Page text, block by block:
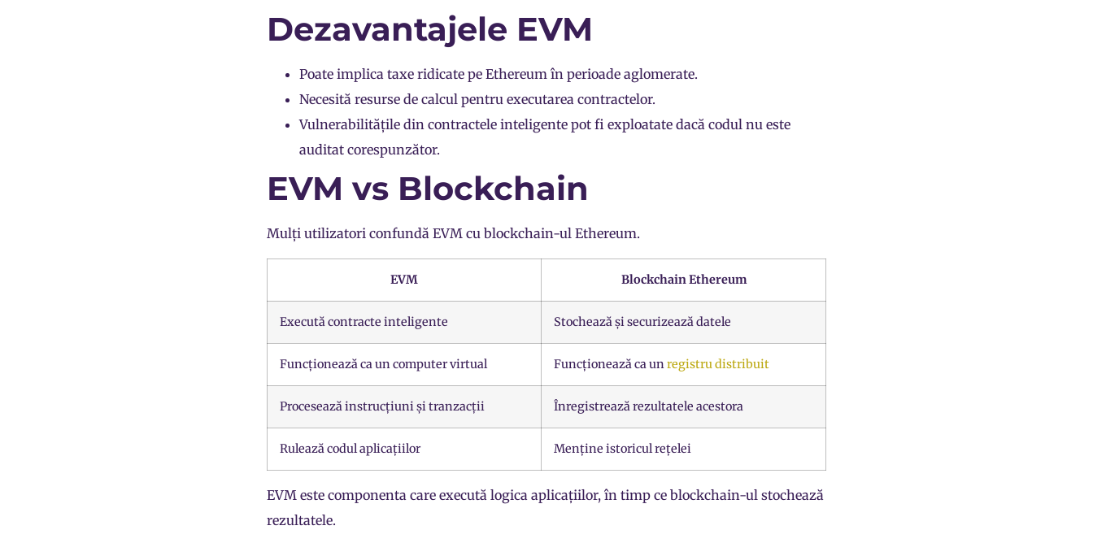
Dezavantajele EVM
Poate implica taxe ridicate pe Ethereum în perioade aglomerate.
Necesită resurse de calcul pentru executarea contractelor.
Vulnerabilitățile din contractele inteligente pot fi exploatate dacă codul nu este
auditat corespunzător.
EVM vs Blockchain
Mulți utilizatori confundă EVM cu blockchain-ul Ethereum.
EVM Blockchain Ethereum
Execută contracte inteligente Stochează și securizează datele
Funcționează ca un computer virtual Funcționează ca unregistru distribuit
Procesează instrucțiuni și tranzacții Înregistrează rezultatele acestora
Rulează codul aplicațiilor Menține istoricul rețelei
EVM este componenta care execută logica aplicațiilor, în timp ce blockchain-ul stochează
rezultatele.